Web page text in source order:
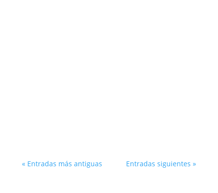
« Entradas más antiguas Entradas siguientes »